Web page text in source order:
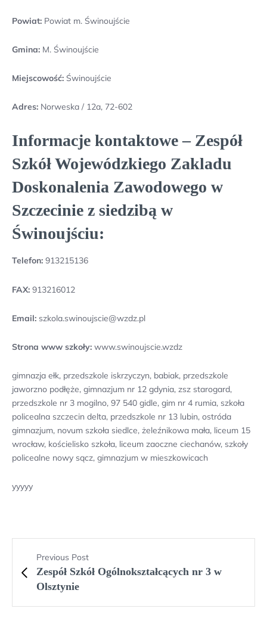
Powiat: Powiat m. Świnoujście
Gmina: M. Świnoujście
Miejscowość: Świnoujście
Adres: Norweska / 12a, 72-602
Informacje kontaktowe – Zespół
Szkół Wojewódzkiego Zakladu
Doskonalenia Zawodowego w
Szczecinie z siedzibą w
Świnoujściu:
Telefon: 913215136
FAX: 913216012
Email: szkola.swinoujscie@wzdz.pl
Strona www szkoły: www.swinoujscie.wzdz
gimnazja ełk, przedszkole iskrzyczyn, babiak, przedszkole
jaworzno podłęże, gimnazjum nr 12 gdynia, zsz starogard,
przedszkole nr 3 mogilno, 97 540 gidle, gim nr 4 rumia, szkoła
policealna szczecin delta, przedszkole nr 13 lubin, ostróda
gimnazjum, novum szkoła siedlce, żeleźnikowa mała, liceum 15
wrocław, kościelisko szkoła, liceum zaoczne ciechanów, szkoły
policealne nowy sącz, gimnazjum w mieszkowicach
yyyyy
Previous Post
Zespół Szkół Ogólnokształcących nr 3 w
Olsztynie